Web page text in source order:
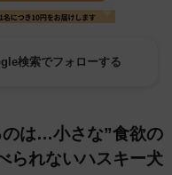
検索でフォローする
のは…小さな”食欲の
られないハスキー犬